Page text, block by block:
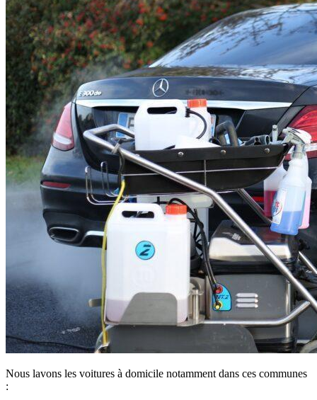
Nous lavons les voitures à domicile notamment dans ces communes
: